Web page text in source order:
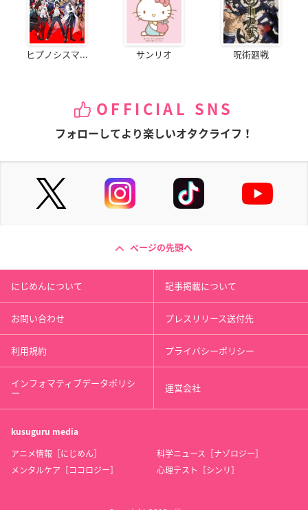
ヒプノシスマ... サンリオ 呪術廻戦
OFFICIAL SNS
フォローしてより楽しいオタクライフ！
ページの先頭へ
にじめんについて 記事掲載について
お問い合わせ プレスリリース送付先
利用規約 プライバシーポリシー
インフォマティブデータポリシ
ー 運営会社
kusuguru media
アニメ情報［にじめん］
科学ニュース［ナゾロジー］
メンタルケア［ココロジー］
心理テスト［シンリ］